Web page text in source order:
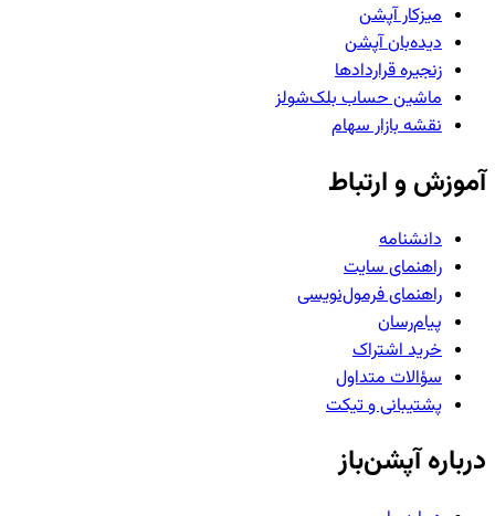
میزکار آپشن
دیده‌بان آپشن
زنجیره قراردادها
ماشین حساب بلک‌شولز
نقشه بازار سهام
آموزش و ارتباط
دانشنامه
راهنمای سایت
راهنمای فرمول‌نویسی
پیام‌رسان
خرید اشتراک
سؤالات متداول
پشتیبانی و تیکت
درباره آپشن‌باز